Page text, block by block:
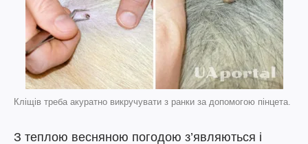
Кліщів треба акуратно викручувати з ранки за допомогою пінцета.
З теплою весняною погодою з’являються і